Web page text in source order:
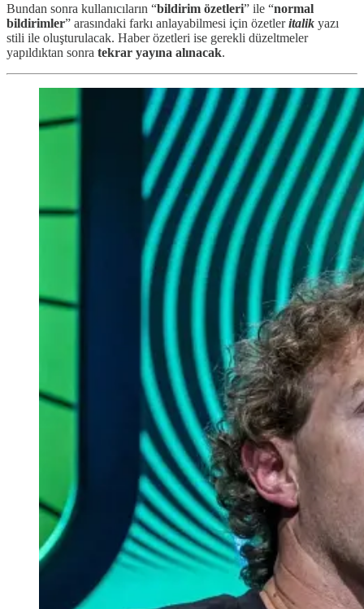
Bundan sonra kullanıcıların “bildirim özetleri” ile “normal
bildirimler” arasındaki farkı anlayabilmesi için özetleritalik yazı
stili ile oluşturulacak. Haber özetleri ise gerekli düzeltmeler
yapıldıktan sonra tekrar yayına alınacak.